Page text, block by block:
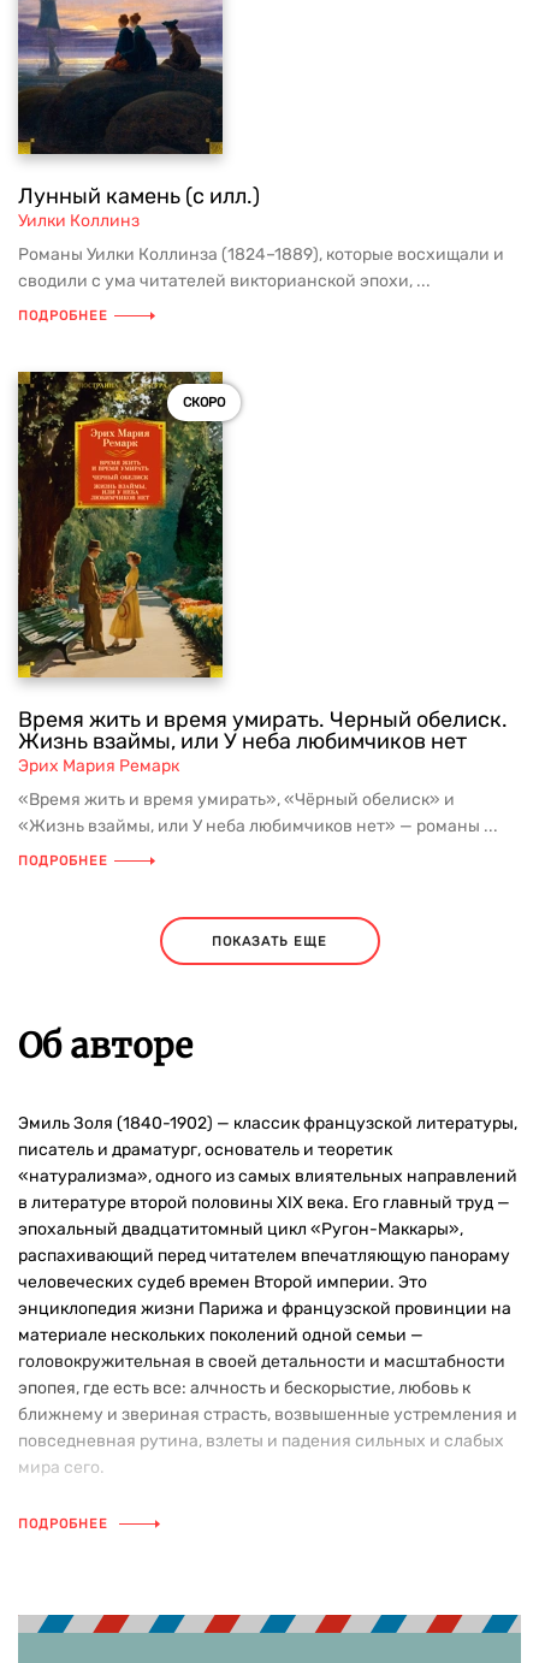
Лунный камень (с илл.)
Уилки Коллинз
Романы Уилки Коллинза (1824–1889), которые восхищали и
сводили с ума читателей викторианской эпохи, ...
ПОДРОБНЕЕ
СКОРО
Время жить и время умирать. Черный обелиск.
Жизнь взаймы, или У неба любимчиков нет
Эрих Мария Ремарк
«Время жить и время умирать», «Чёрный обелиск» и
«Жизнь взаймы, или У неба любимчиков нет» — романы ...
ПОДРОБНЕЕ
ПОКАЗАТЬ ЕЩЕ
Об авторе
Эмиль Золя (1840-1902) — классик французской литературы,
писатель и драматург, основатель и теоретик
«натурализма», одного из самых влиятельных направлений
в литературе второй половины XIX века. Его главный труд —
эпохальный двадцатитомный цикл «Ругон-Маккары»,
распахивающий перед читателем впечатляющую панораму
человеческих судеб времен Второй империи. Это
энциклопедия жизни Парижа и французской провинции на
материале нескольких поколений одной семьи —
головокружительная в своей детальности и масштабности
эпопея, где есть все: алчность и бескорыстие, любовь к
ближнему и звериная страсть, возвышенные устремления и
повседневная рутина, взлеты и падения сильных и слабых
мира сего.
ПОДРОБНЕЕ